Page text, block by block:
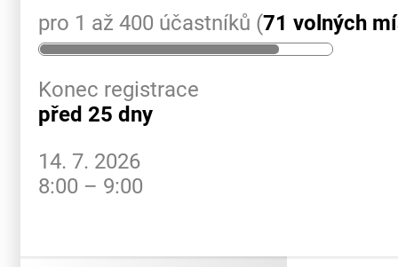
pro 1 až 400 účastníků (71 volných
Konec registrace
před 25 dny
14. 7. 2026
8:00 – 9:00